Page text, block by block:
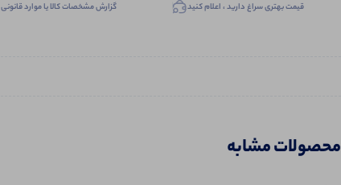
قیمت بهتری سراغ دارید ، اعلام کنید گزارش مشخصات کالا یا موارد قانونی
محصولات مشابه